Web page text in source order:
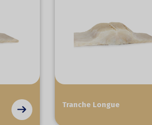
Tranche Longue